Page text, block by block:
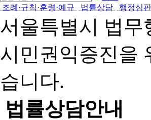
조례·규칙·훈령·예규 법률상담 행정심판
서울특별시 법무
시민권익증진을
습니다.
법률상담안내